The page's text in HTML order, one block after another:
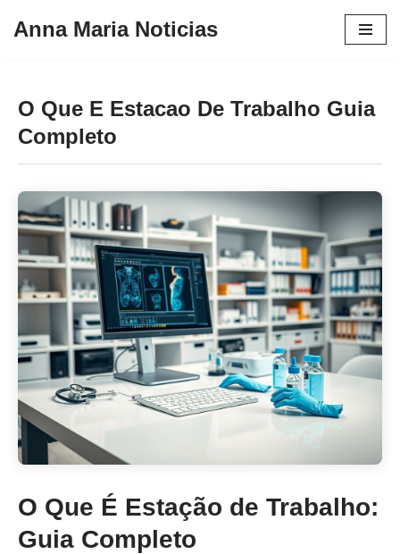
conteúdo
Anna Maria Noticias
O Que E Estacao De Trabalho Guia
Completo
O Que É Estação de Trabalho:
Guia Completo